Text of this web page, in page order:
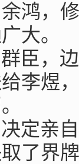
鸿，
大。
臣，
李煜
定亲
了界